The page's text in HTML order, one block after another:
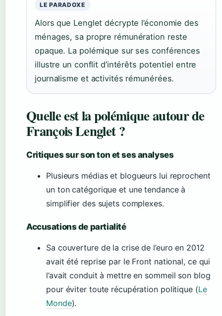
LE PARADOXE
Alors que Lenglet décrypte l’économie des
ménages, sa propre rémunération reste
opaque. La polémique sur ses conférences
illustre un conflit d’intérêts potentiel entre
journalisme et activités rémunérées.
Quelle est la polémique autour de
François Lenglet ?
Critiques sur son ton et ses analyses
Plusieurs médias et blogueurs lui reprochent
un ton catégorique et une tendance à
simplifier des sujets complexes.
Accusations de partialité
Sa couverture de la crise de l’euro en 2012
avait été reprise par le Front national, ce qui
l’avait conduit à mettre en sommeil son blog
pour éviter toute récupération politique (Le
Monde).